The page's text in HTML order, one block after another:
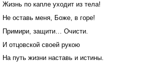
Жизнь по капле уходит из тела!
Не оставь меня, Боже, в горе!
Примири, защити… Очисти.
И отцовской своей рукою
На путь жизни наставь и истины.